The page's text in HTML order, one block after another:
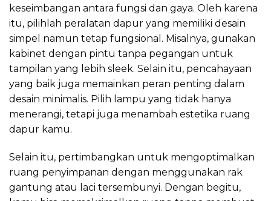
keseimbangan antara fungsi dan gaya. Oleh karena
itu, pilihlah peralatan dapur yang memiliki desain
simpel namun tetap fungsional. Misalnya, gunakan
kabinet dengan pintu tanpa pegangan untuk
tampilan yang lebih sleek. Selain itu, pencahayaan
yang baik juga memainkan peran penting dalam
desain minimalis. Pilih lampu yang tidak hanya
menerangi, tetapi juga menambah estetika ruang
dapur kamu.
Selain itu, pertimbangkan untuk mengoptimalkan
ruang penyimpanan dengan menggunakan rak
gantung atau laci tersembunyi. Dengan begitu,